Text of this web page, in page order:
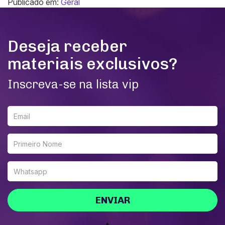
Publicado em: Geral
Deseja receber
materiais exclusivos?
Inscreva-se na lista vip
ENVIAR